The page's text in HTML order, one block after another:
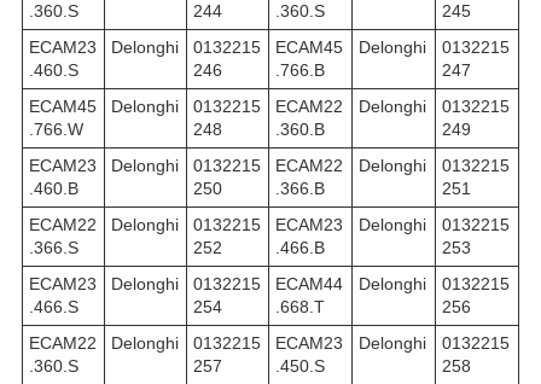
.360.S
244
.360.S
245
ECAM23
.460.S
Delonghi
0132215
246
ECAM45
.766.B
Delonghi
0132215
247
ECAM45
.766.W
Delonghi
0132215
248
ECAM22
.360.B
Delonghi
0132215
249
ECAM23
.460.B
Delonghi
0132215
250
ECAM22
.366.B
Delonghi
0132215
251
ECAM22
.366.S
Delonghi
0132215
252
ECAM23
.466.B
Delonghi
0132215
253
ECAM23
.466.S
Delonghi
0132215
254
ECAM44
.668.T
Delonghi
0132215
256
ECAM22
.360.S
Delonghi
0132215
257
ECAM23
.450.S
Delonghi
0132215
258